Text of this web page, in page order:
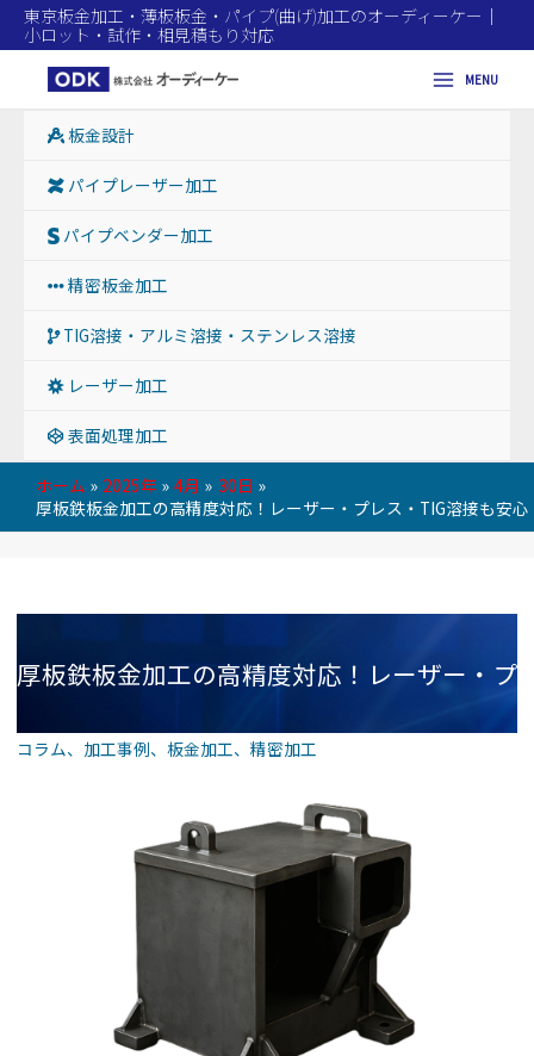
東京板金加工・薄板板金・パイプ(曲げ)加工のオーディーケー｜
小ロット・試作・相見積もり対応
MENU
板金設計
パイプレーザー加工
パイプベンダー加工
精密板金加工
TIG溶接・アルミ溶接・ステンレス溶接
レーザー加工
表面処理加工
ホーム 2025年 4月
30日
厚板鉄板金加工の高精度対応！レーザー・プレス・TIG溶接も安心
厚板鉄板金加工の高精度対応！レーザー・プ
コラム、 加工事例、 板金加工、 精密加工